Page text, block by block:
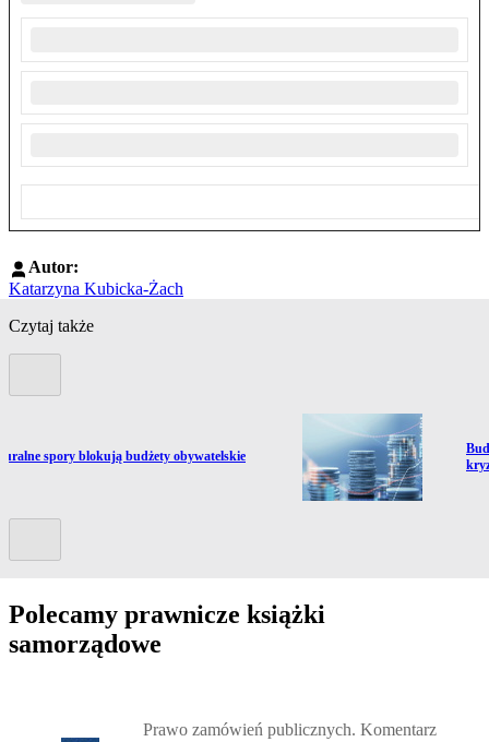
Autor:
Katarzyna Kubicka-Żach
Czytaj także
do artykułu:spory blokują budżety obywatelskie
Polecamy prawnicze książki
samorządowe
Prawo zamówień publicznych. Komentarz